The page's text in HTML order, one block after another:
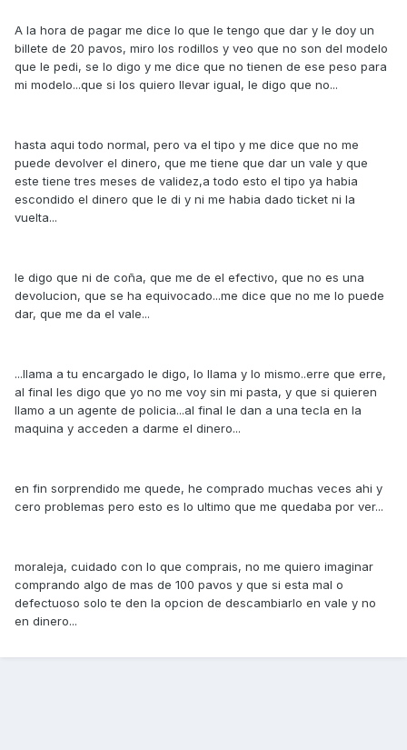
A la hora de pagar me dice lo que le tengo que dar y le doy un
billete de 20 pavos, miro los rodillos y veo que no son del modelo
que le pedi, se lo digo y me dice que no tienen de ese peso para
mi modelo...que si los quiero llevar igual, le digo que no...
hasta aqui todo normal, pero va el tipo y me dice que no me
puede devolver el dinero, que me tiene que dar un vale y que
este tiene tres meses de validez,a todo esto el tipo ya habia
escondido el dinero que le di y ni me habia dado ticket ni la
vuelta...
le digo que ni de coña, que me de el efectivo, que no es una
devolucion, que se ha equivocado...me dice que no me lo puede
dar, que me da el vale...
...llama a tu encargado le digo, lo llama y lo mismo..erre que erre,
al final les digo que yo no me voy sin mi pasta, y que si quieren
llamo a un agente de policia...al final le dan a una tecla en la
maquina y acceden a darme el dinero...
en fin sorprendido me quede, he comprado muchas veces ahi y
cero problemas pero esto es lo ultimo que me quedaba por ver...
moraleja, cuidado con lo que comprais, no me quiero imaginar
comprando algo de mas de 100 pavos y que si esta mal o
defectuoso solo te den la opcion de descambiarlo en vale y no
en dinero...